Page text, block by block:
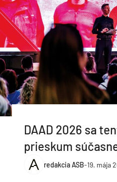
DAAD 2026 sa
prieskum
redakcia ASB-19. mája